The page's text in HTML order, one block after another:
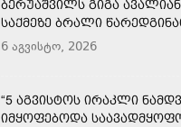
ᲑᲔᲠᲣᲐᲨᲕᲘᲚᲡ ᲒᲘᲒᲐ
ᲡᲐᲥᲛᲔᲖᲔ ᲑᲠᲐᲚᲘ
6 აგვისტო, 2026
“5 ᲐᲒᲕᲘᲡᲢᲝᲡ ᲘᲠᲐᲙᲚᲘ
ᲘᲛᲧᲝᲤᲔᲑᲝᲓᲐ